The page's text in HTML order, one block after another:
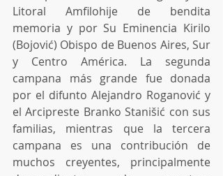
Litoral Amfilohije de bendita
memoria y por Su Eminencia Kirilo
(Bojović) Obispo de Buenos Aires, Sur
y Centro América. La segunda
campana más grande fue donada
por el difunto Alejandro Roganović y
el Arcipreste Branko Stanišić con sus
familias, mientras que la tercera
campana es una contribución de
muchos creyentes, principalmente